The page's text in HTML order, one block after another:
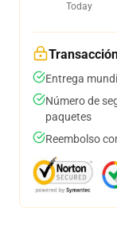
Today
Entrega
Número de
paquetes
Reembolso